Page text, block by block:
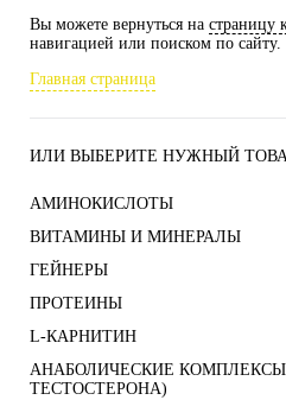
Вы можете вернуться на страницу
навигацией или поиском по сайту.
Главная страница
ИЛИ ВЫБЕРИТЕ НУЖНЫЙ
АМИНОКИСЛОТЫ
ВИТАМИНЫ И МИНЕРАЛЫ
ГЕЙНЕРЫ
ПРОТЕИНЫ
L-КАРНИТИН
АНАБОЛИЧЕСКИЕ
ТЕСТОСТЕРОНА)